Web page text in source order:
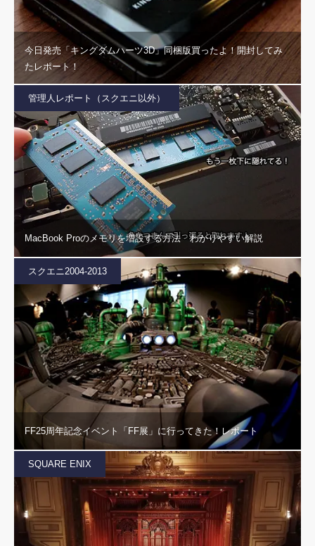
今日発売「キングダムハーツ3D」同梱版買ったよ！開封してみ
たレポート！
管理人レポート（スクエニ以外）
MacBook Proのメモリを増設する方法 わかりやすい解説
スクエニ2004-2013
FF25周年記念イベント「FF展」に行ってきた！レポート
SQUARE ENIX